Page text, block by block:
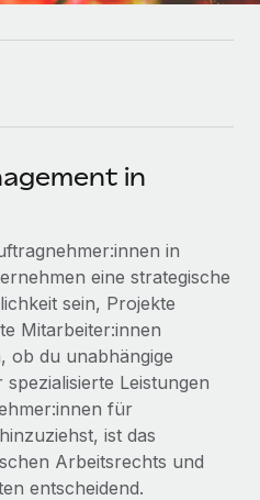
globale HR & Compliance
Screening
HR-Funktionen in deine
verfügbar
und KI-Automatisierung
sein Team mit
und Qualifikationen
in
in
eine strategische
sein, Projekte
Mitarbeiter:innen
ob du unabhängige
Leistungen
für
ist das
Arbeitsrechts und
entscheidend.